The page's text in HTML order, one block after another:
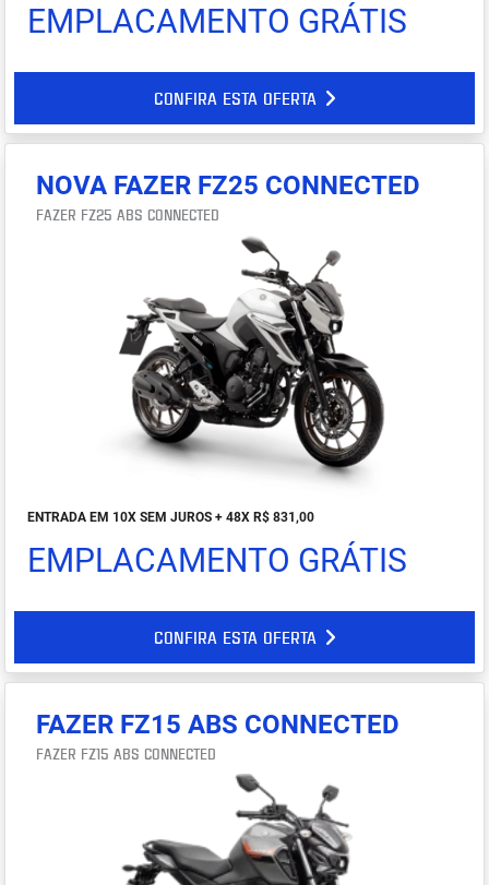
EMPLACAMENTO GRÁTIS
CONFIRA ESTA OFERTA
NOVA FAZER FZ25 CONNECTED
FAZER FZ25 ABS CONNECTED
ENTRADA EM 10X SEM JUROS + 48X R$ 831,00
EMPLACAMENTO GRÁTIS
CONFIRA ESTA OFERTA
FAZER FZ15 ABS CONNECTED
FAZER FZ15 ABS CONNECTED